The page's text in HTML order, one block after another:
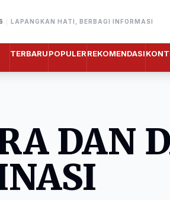
LAPANGKAN HATI, BERBAGI INFORMASI
TERBARUPOPULERREKOMENDASI
DAN